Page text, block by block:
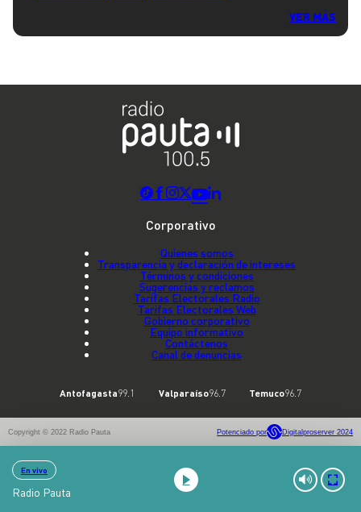
VER MÁS
En vivo
Radio Pauta
Corporativo
Quienes somos
Transparencia y declaración de intereses
Términos y condiciones
Sugerencias y reclamos
Tarifas Electorales Radio
Tarifas Electorales Web
Gobierno corporativo
Equipo informativo
Contáctenos
Canal de denuncias
Antofagasta99.1 Valparaíso96.7 Temuco96.7
Copyright © 2022 Radio Pauta Potenciado por Digitalproserver 2024